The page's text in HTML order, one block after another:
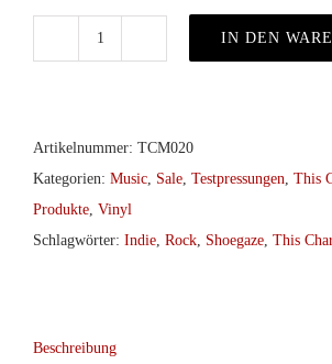
-
My
Beatific
Vision
IN DEN
Artikelnummer: TCM020
Kategorien: Music Sale Testpressungen This
Produkte Vinyl
Schlagwörter: Indie Rock Shoegaze This
Beschreibung